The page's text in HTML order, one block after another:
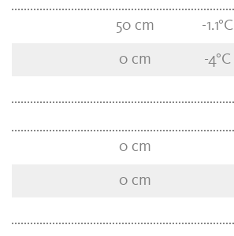
50 cm -1.1°C
0 cm -4°C
0 cm
0 cm